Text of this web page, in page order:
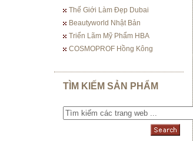
Thế Giới Làm Đẹp Dubai
Beautyworld Nhật Bản
Triển Lãm Mỹ Phẩm HBA
COSMOPROF Hồng Kông
TÌM KIẾM SẢN PHẨM